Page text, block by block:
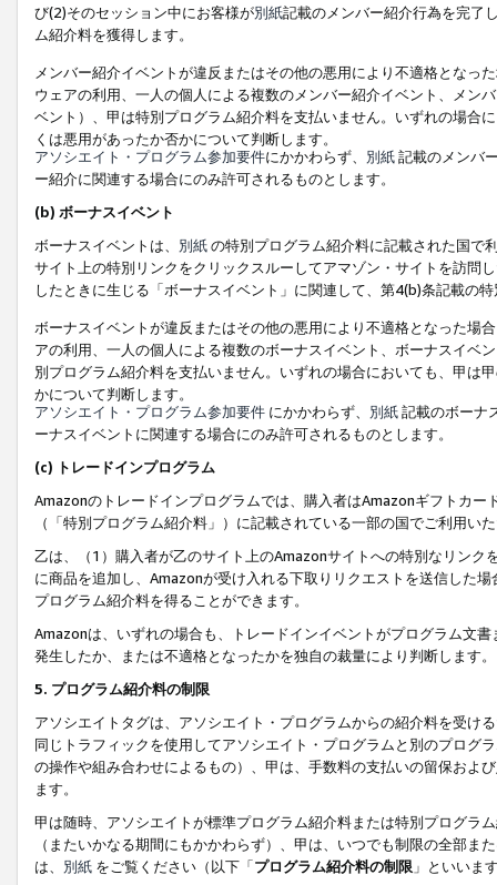
び(2)そのセッション中にお客様が別紙記載のメンバー紹介行為を完了
ム紹介料を獲得します。
メンバー紹介イベントが違反またはその他の悪用により不適格となっ
ウェアの利用、一人の個人による複数のメンバー紹介イベント、メン
ベント）、甲は特別プログラム紹介料を支払いません。いずれの場合
くは悪用があったか否かについて判断します。
アソシエイト・プログラム参加要件にかかわらず、 別紙記載のメンバ
ー紹介に関連する場合にのみ許可されるものとします。
(b) ボーナスイベント
ボーナスイベントは、 別紙の特別プログラム紹介料に記載された国で
サイト上の特別リンクをクリックスルーしてアマゾン・サイトを訪問
したときに生じる「ボーナスイベント」に関連して、第4(b)条記載の
ボーナスイベントが違反またはその他の悪用により不適格となった場
アの利用、一人の個人による複数のボーナスイベント、ボーナスイベ
別プログラム紹介料を支払いません。いずれの場合においても、甲は
かについて判断します。
アソシエイト・プログラム参加要件 にかかわらず、 別紙記載のボーナ
ーナスイベントに関連する場合にのみ許可されるものとします。
(c) トレードインプログラム
Amazonのトレードインプログラムでは、購入者はAmazonギフトカ
（「特別プログラム紹介料」）に記載されている一部の国でご利用い
乙は、（1）購入者が乙のサイト上のAmazonサイトへの特別なリン
に商品を追加し、Amazonが受け入れる下取りリクエストを送信した
プログラム紹介料を得ることができます。
Amazonは、いずれの場合も、トレードインイベントがプログラム文
発生したか、または不適格となったかを独自の裁量により判断します。
5. プログラム紹介料の制限
アソシエイトタグは、アソシエイト・プログラムからの紹介料を受け
同じトラフィックを使用してアソシエイト・プログラムと別のプログ
の操作や組み合わせによるもの）、甲は、手数料の支払いの留保およ
ます。
甲は随時、アソシエイトが標準プログラム紹介料または特別プログラ
（またいかなる期間にもかかわらず）、甲は、いつでも制限の全部
は、 別紙 をご覧ください（以下「プログラム紹介料の制限 」といいま